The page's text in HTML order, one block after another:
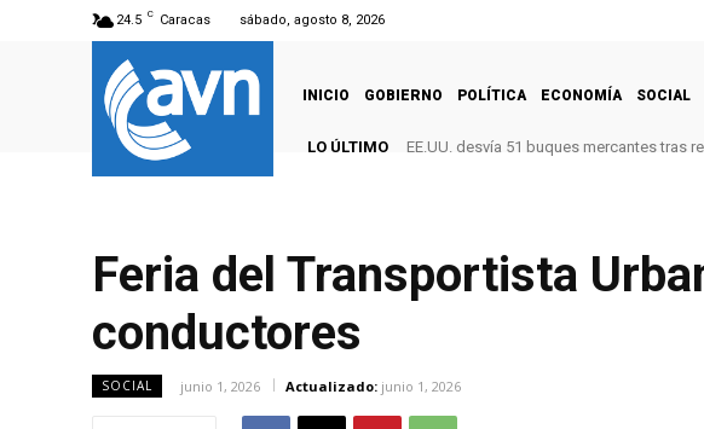
24.5 C Caracas sábado, agosto 8, 2026
INICIO GOBIERNO POLÍTICA ECONOMÍA SOCIAL
LO ÚLTIMO EE.UU. desvía 51 buques mercantes tras
Feria del Transportista
conductores
SOCIAL junio 1, 2026 Actualizado: junio 1, 2026